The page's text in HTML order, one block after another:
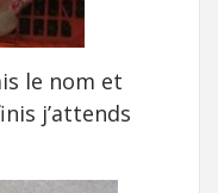
le nom et
j’attends